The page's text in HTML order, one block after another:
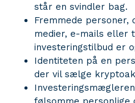
står en svindler bag.
Fremmede personer,
medier, e-mails eller
investeringstilbud er
Identiteten på en
der vil sælge